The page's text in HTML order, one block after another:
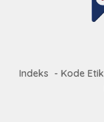
Indeks Kode Etik